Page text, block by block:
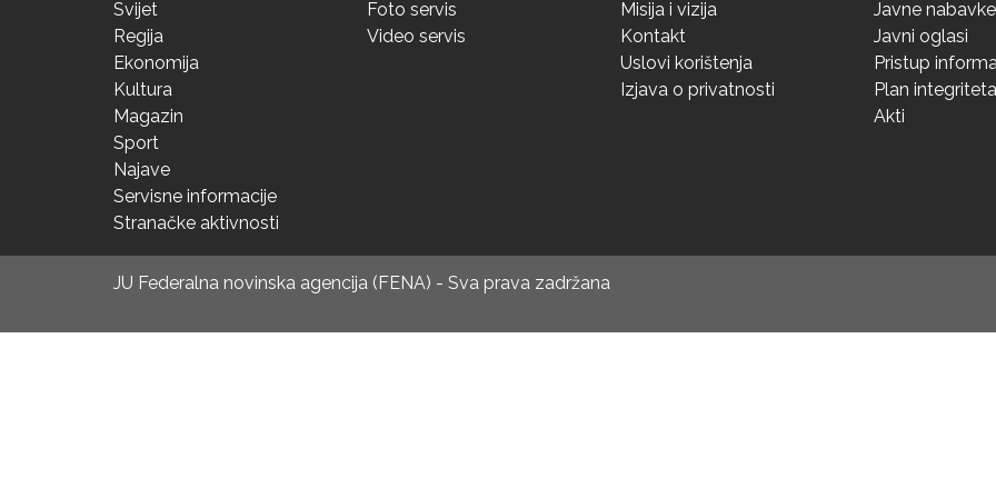
Svijet
Regija
Ekonomija
Kultura
Magazin
Sport
Najave
Servisne informacije
Stranačke aktivnosti
Foto servis
Video servis
Misija i vizija
Kontakt
Uslovi korištenja
Izjava o privatnosti
Javne nabavke
Javni oglasi
Pristup
Plan integriteta
Akti
JU Federalna novinska agencija (FENA) - Sva prava zadržana